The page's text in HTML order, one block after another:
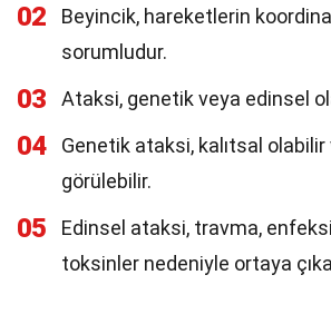
02
Beyincik, hareketlerin
sorumludur.
03 Ataksi, genetik veya edinsel
04
Genetik ataksi, kalıtsal olabilir
görülebilir.
05
Edinsel ataksi, travma,
toksinler nedeniyle ortaya